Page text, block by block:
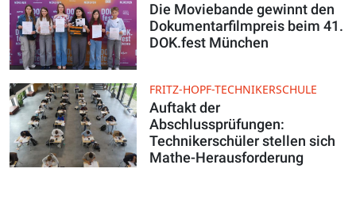
Die Moviebande gewinnt den
Dokumentarfilmpreis beim 41.
DOK.fest München
FRITZ-HOPF-TECHNIKERSCHULE
Auftakt der
Abschlussprüfungen:
Technikerschüler stellen sich
Mathe-Herausforderung